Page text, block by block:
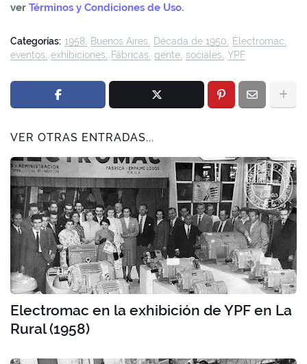
ver Términos y Condiciones de Uso.
Categorías: 1958 Buenos Aires Década de 1950
Electromac
eventos exhibiciones Fábricas gente sociales YPF
VER OTRAS ENTRADAS...
Electromac en la exhibición de YPF en La
Rural (1958)